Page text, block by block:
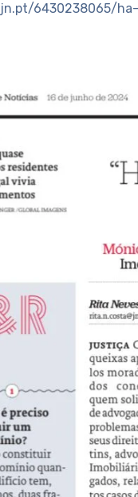
6430238065/